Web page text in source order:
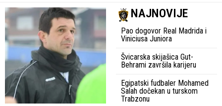
NAJNOVIJE
Pao dogovor Real Madrida i
Viniciusa Juniora
Švicarska skijašica Gut-
Behrami završila karijeru
Egipatski fudbaler Mohamed
Salah dočekan u turskom
Trabzonu